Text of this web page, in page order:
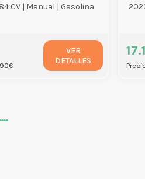
84 CV | Manual | Gasolina
VER
DETALLES